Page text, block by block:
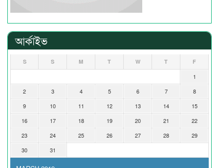
আর্কাইভ
S S M T W T F
1
2
3 4 5 6 7
8
9
10 11 12 13 14
15
16
17 18 19 20 21
22
23
24 25 26 27 28
29
30
31